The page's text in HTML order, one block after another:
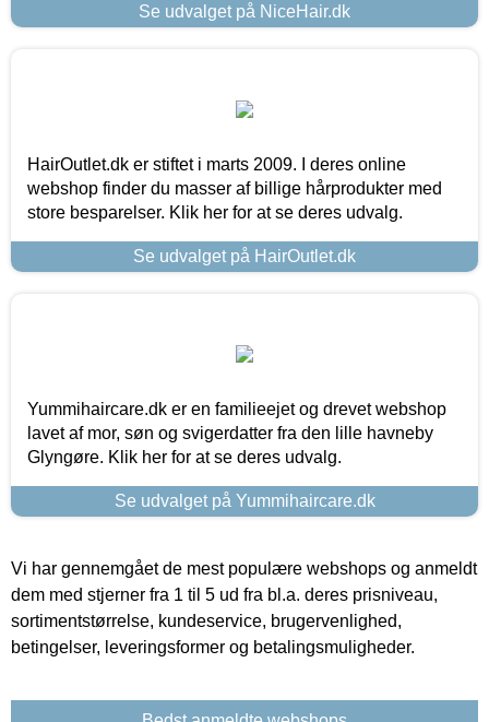
Se udvalget på NiceHair.dk
HairOutlet.dk er stiftet i marts 2009. I deres online
webshop finder du masser af billige hårprodukter med
store besparelser. Klik her for at se deres udvalg.
Se udvalget på HairOutlet.dk
Yummihaircare.dk er en familieejet og drevet webshop
lavet af mor, søn og svigerdatter fra den lille havneby
Glyngøre. Klik her for at se deres udvalg.
Se udvalget på Yummihaircare.dk
Vi har gennemgået de mest populære webshops og anmeldt
dem med stjerner fra 1 til 5 ud fra bl.a. deres prisniveau,
sortimentstørrelse, kundeservice, brugervenlighed,
betingelser, leveringsformer og betalingsmuligheder.